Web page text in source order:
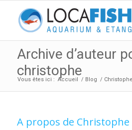
Archive d’auteur
christophe
Vous êtes ici : Accueil / Blog /
A propos de Christophe